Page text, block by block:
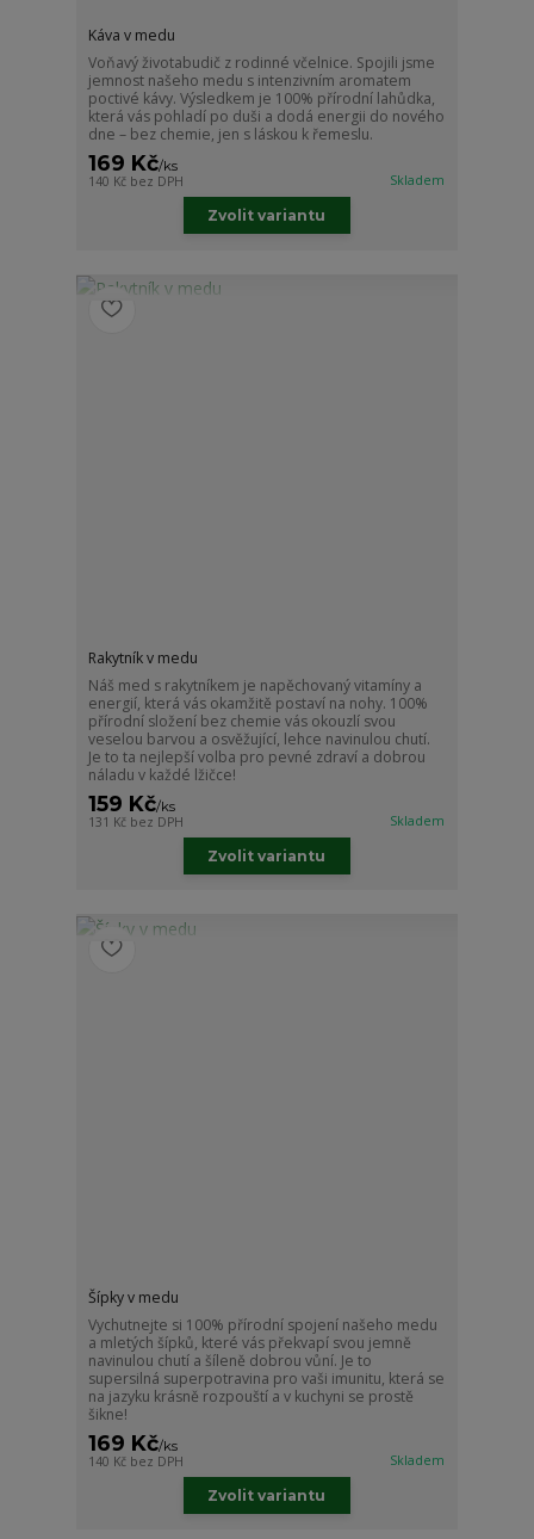
Káva v medu
Voňavý životabudič z rodinné včelnice. Spojili jsme
jemnost našeho medu s intenzivním aromatem
poctivé kávy. Výsledkem je 100% přírodní lahůdka,
která vás pohladí po duši a dodá energii do nového
dne – bez chemie, jen s láskou k řemeslu.
169 Kč/ks
140 Kč bez DPH Skladem
Zvolit variantu
Rakytník v medu
Náš med s rakytníkem je napěchovaný vitamíny a
energií, která vás okamžitě postaví na nohy. 100%
přírodní složení bez chemie vás okouzlí svou
veselou barvou a osvěžující, lehce navinulou chutí.
Je to ta nejlepší volba pro pevné zdraví a dobrou
náladu v každé lžičce!
159 Kč/ks
131 Kč bez DPH Skladem
Zvolit variantu
Šípky v medu
Vychutnejte si 100% přírodní spojení našeho medu
a mletých šípků, které vás překvapí svou jemně
navinulou chutí a šíleně dobrou vůní. Je to
supersilná superpotravina pro vaši imunitu, která se
na jazyku krásně rozpouští a v kuchyni se prostě
šikne!
169 Kč/ks
140 Kč bez DPH Skladem
Zvolit variantu